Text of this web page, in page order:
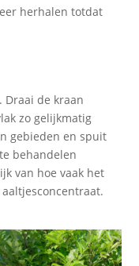
herhalen totdat
Draai de kraan
zo gelijkmatig
gebieden en spuit
behandelen
van hoe vaak het